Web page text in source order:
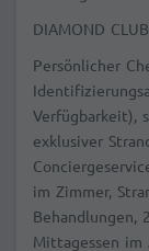
DIAMOND
Persönlicher
Verfügbarkeit),
exklusiver
im Zimmer,
Behandlungen,
Mittagessen im